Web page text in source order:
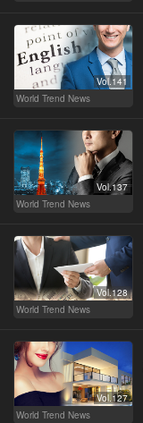
Vol.141
World Trend News
Vol.137
World Trend News
Vol.128
World Trend News
Vol.127
World Trend News